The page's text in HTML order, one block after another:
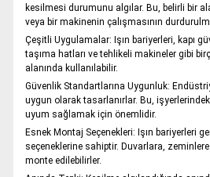
kesilmesi durumunu algılar. Bu, belirli bir
veya bir makinenin çalışmasının
Çeşitli Uygulamalar: Işın bariyerleri, kapı
taşıma hatları ve tehlikeli makineler gibi
alanında kullanılabilir.
Güvenlik Standartlarına Uygunluk:
uygun olarak tasarlanırlar. Bu,
uyum sağlamak için önemlidir.
Esnek Montaj Seçenekleri: Işın bariyerleri
seçeneklerine sahiptir. Duvarlara,
monte edilebilirler.